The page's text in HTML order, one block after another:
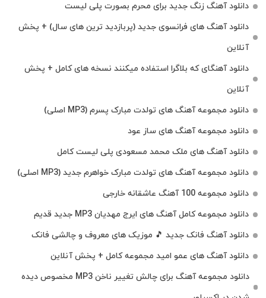
دانلود آهنگ زنگ جدید برای محرم بصورت پلی لیست
دانلود آهنگ های فرانسوی جدید (پربازدید ترین های سال) + پخش
آنلاین
دانلود آهنگای که بلاگرا استفاده میکنند نسخه های کامل + پخش
آنلاین
دانلود مجموعه آهنگ های تولدت مبارک پسرم (MP3 اصلی)
دانلود مجموعه آهنگ های ساز عود
دانلود آهنگ های ملک‌ محمد مسعودی پلی لیست کامل
دانلود مجموعه آهنگ های تولدت مبارک خواهرم جدید (MP3 اصلی)
دانلود مجموعه 100 آهنگ عاشقانه خارجی
دانلود مجموعه کامل آهنگ های ایرج مهدیان MP3 جدید قدیم
دانلود آهنگ فانک جدید 🎵 موزیک‌ های معروف و چالشی فانک
دانلود آهنگ های عمو امید مجموعه کامل + پخش آنلاین
دانلود مجموعه آهنگ برای چالش تغییر ناخن MP3 مخصوص دیده